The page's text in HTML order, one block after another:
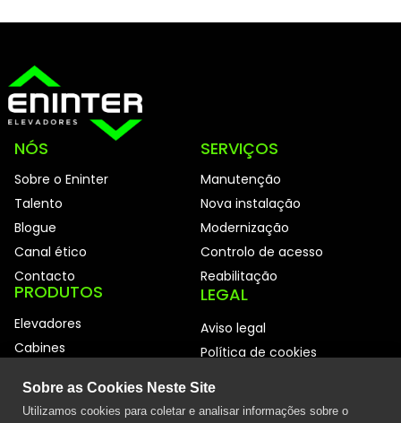
NÓS
Sobre o Eninter
Talento
Blogue
Canal ético
Contacto
SERVIÇOS
Manutenção
Nova instalação
Modernização
Controlo de acesso
Reabilitação
PRODUTOS
Elevadores
Cabines
Acessibilidade
LEGAL
Aviso legal
Política de cookies
Sobre as Cookies Neste Site
Utilizamos cookies para coletar e analisar informações sobre o